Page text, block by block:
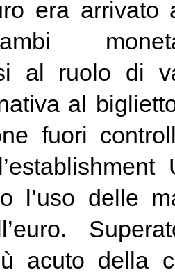
era
al ruolo di
al
fuori
l’uso delle
acuto della